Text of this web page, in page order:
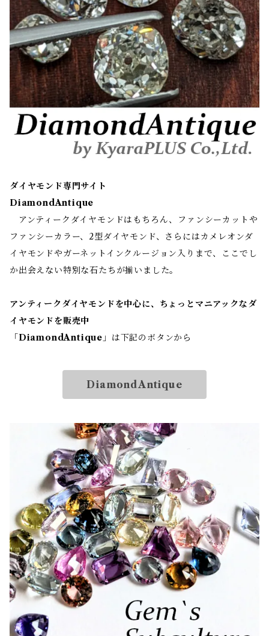
ダイヤモンド専門サイト
DiamondAntique
アンティークダイヤモンドはもちろん、ファンシーカットや
ファンシーカラー、2型ダイヤモンド、さらにはカメレオンダ
イヤモンドやガーネットインクルージョン入りまで、ここでし
か出会えない特別な石たちが揃いました。
アンティークダイヤモンドを中心に、ちょっとマニアックなダ
イヤモンドを販売中
「DiamondAntique 」は下記のボタンから
DiamondAntique